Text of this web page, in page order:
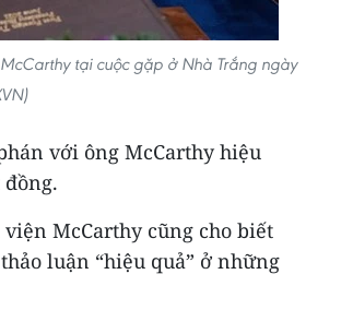
tại cuộc gặp ở Nhà Trắng ngày
với ông McCarthy hiệu
McCarthy cũng cho biết
luận “hiệu quả” ở những